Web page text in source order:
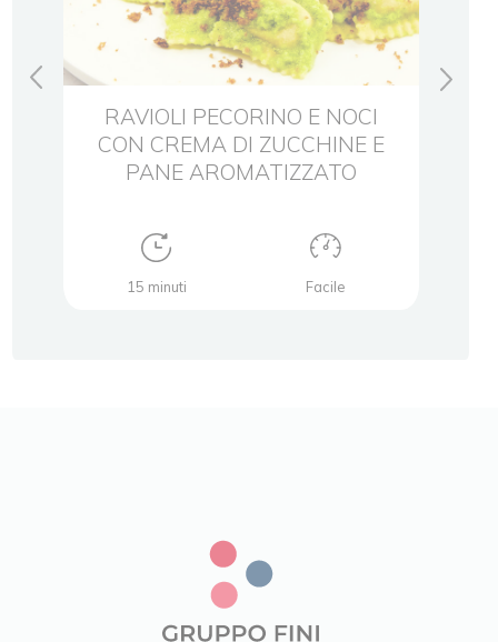
RAVIOLI PECORINO E NOCI
CON CREMA DI ZUCCHINE E
PANE AROMATIZZATO
15 minuti Facile